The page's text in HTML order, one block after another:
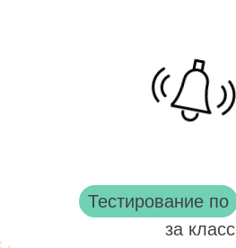
Тестирование по
за класс